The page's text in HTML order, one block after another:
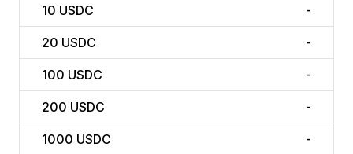
10 USDC -
20 USDC -
100 USDC -
200 USDC -
1000 USDC -